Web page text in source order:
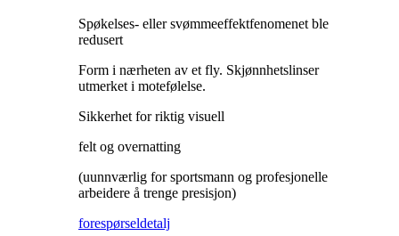
Spøkelses- eller svømmeeffektfenomenet ble
redusert
Form i nærheten av et fly. Skjønnhetslinser
utmerket i motefølelse.
Sikkerhet for riktig visuell
felt og overnatting
(uunnværlig for sportsmann og profesjonelle
arbeidere å trenge presisjon)
forespørseldetalj